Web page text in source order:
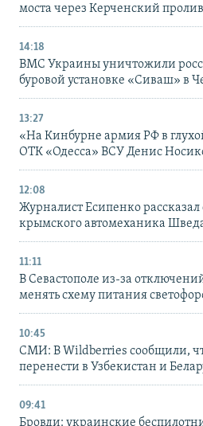
моста через Керченский пролив
14:18
ВМС Украины уничтожили
буровой установке «Сиваш» в
13:27
«На Кинбурне армия РФ в
ОТК «Одесса» ВСУ Денис
12:08
Журналист Есипенко рассказал
крымского автомеханика
11:11
В Севастополе из-за
менять схему питания
10:45
СМИ: В Wildberries сообщили,
перенести в Узбекистан и
09:41
Бровди: украинские